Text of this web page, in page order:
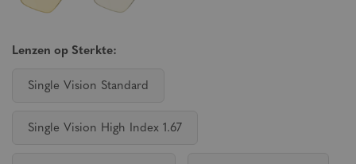
Lenzen op Sterkte:
Single Vision Standard
Single Vision High Index 1.67